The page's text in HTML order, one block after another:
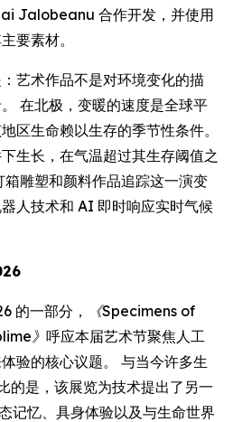
Jalobeanu 合作开发，并使用
要素材。
艺术作品不是对环境变化的描
在北极，变暖的速度是全球平
区生命赖以生存的季节性条件。
生长，在气温超过其生存阈值之
雕塑和颜料作品追踪这一演变
人技术和 AI 即时响应实时气候
的一部分，
《Specimens of
》 呼应本届艺术节聚焦人工
验的核心议题。 与当今许多生
的是，该展览为技术提出了另一
记忆、具身体验以及与生命世界